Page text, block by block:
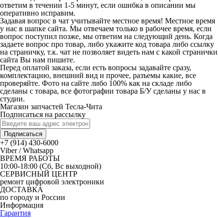
ответим в течении 1-5 минут, если ошибка в описании мы
оперативно исправим.
Задавая вопрос в чат учитывайте местное время! Местное время
у нас в шапке сайта. Мы отвечаем только в рабочее время, если
вопрос поступил позже, мы ответим на следующий день. Когда
задаете вопрос про товар, либо укажите код товара либо ссылку
на страничку, т.к. чат не позволяет видеть нам с какой странички
сайта Вы нам пишите.
Перед оплатой заказа, если есть вопросы задавайте сразу,
комплектацию, внешний вид и прочее, разъемы какие, все
проверяйте. Фото на сайте либо 100% как на складе либо
сделаны с товара, все фотографии товара Б/У сделаны у нас в
студии.
Магазин запчастей Тесла-Чита
Подписаться на рассылку
Подписаться
+7 (914) 430-6000
Viber / Whatsapp
ВРЕМЯ РАБОТЫ
10:00-18:00 (Сб, Вс выходной)
СЕРВИСНЫЙ ЦЕНТР
ремонт цифровой электроники
ДОСТАВКА
по городу и России
Информация
Гарантия